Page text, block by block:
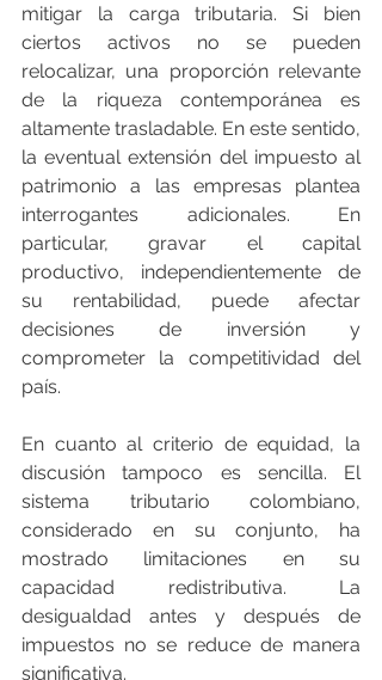
mitigar la carga tributaria. Si bien
ciertos activos no se pueden
relocalizar, una proporción relevante
de la riqueza contemporánea es
altamente trasladable. En este sentido,
la eventual extensión del impuesto al
patrimonio a las empresas plantea
interrogantes adicionales. En
particular, gravar el capital
productivo, independientemente de
su rentabilidad, puede afectar
decisiones de inversión y
comprometer la competitividad del
país.
En cuanto al criterio de equidad, la
discusión tampoco es sencilla. El
sistema tributario colombiano,
considerado en su conjunto, ha
mostrado limitaciones en su
capacidad redistributiva. La
desigualdad antes y después de
impuestos no se reduce de manera
significativa.